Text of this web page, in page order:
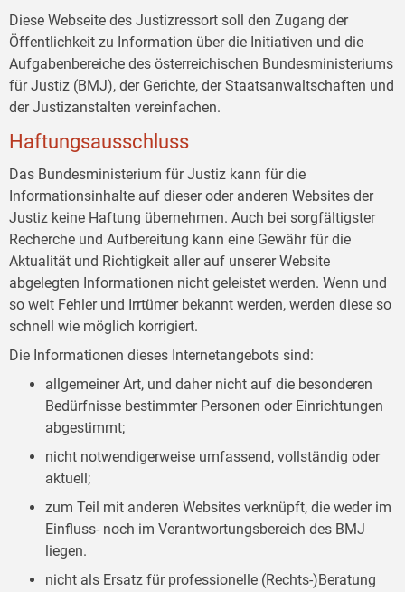
Diese Webseite des Justizressort soll den Zugang der
Öffentlichkeit zu Information über die Initiativen und die
Aufgabenbereiche des österreichischen Bundesministeriums
für Justiz (BMJ), der Gerichte, der Staatsanwaltschaften und
der Justizanstalten vereinfachen.
Haftungsausschluss
Das Bundesministerium für Justiz kann für die
Informationsinhalte auf dieser oder anderen Websites der
Justiz keine Haftung übernehmen. Auch bei sorgfältigster
Recherche und Aufbereitung kann eine Gewähr für die
Aktualität und Richtigkeit aller auf unserer Website
abgelegten Informationen nicht geleistet werden. Wenn und
so weit Fehler und Irrtümer bekannt werden, werden diese so
schnell wie möglich korrigiert.
Die Informationen dieses Internetangebots sind:
allgemeiner Art, und daher nicht auf die besonderen
Bedürfnisse bestimmter Personen oder Einrichtungen
abgestimmt;
nicht notwendigerweise umfassend, vollständig oder
aktuell;
zum Teil mit anderen Websites verknüpft, die weder im
Einfluss- noch im Verantwortungsbereich des BMJ
liegen.
nicht als Ersatz für professionelle (Rechts-)Beratung